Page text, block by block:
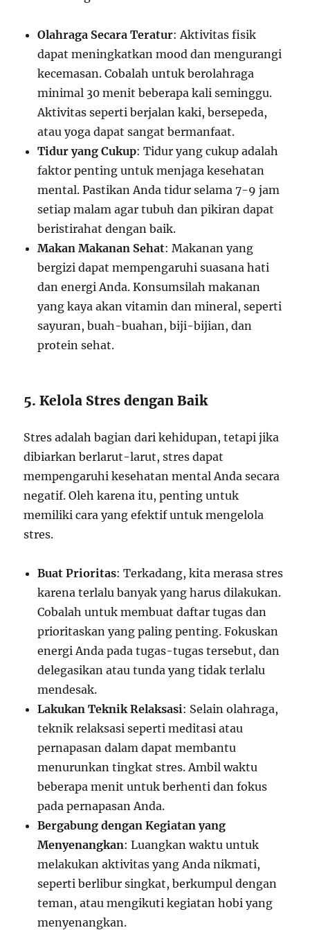
Olahraga Secara Teratur: Aktivitas fisik
dapat meningkatkan mood dan mengurangi
kecemasan. Cobalah untuk berolahraga
minimal 30 menit beberapa kali seminggu.
Aktivitas seperti berjalan kaki, bersepeda,
atau yoga dapat sangat bermanfaat.
Tidur yang Cukup: Tidur yang cukup adalah
faktor penting untuk menjaga kesehatan
mental. Pastikan Anda tidur selama 7-9 jam
setiap malam agar tubuh dan pikiran dapat
beristirahat dengan baik.
Makan Makanan Sehat: Makanan yang
bergizi dapat mempengaruhi suasana hati
dan energi Anda. Konsumsilah makanan
yang kaya akan vitamin dan mineral, seperti
sayuran, buah-buahan, biji-bijian, dan
protein sehat.
5. Kelola Stres dengan Baik
Stres adalah bagian dari kehidupan, tetapi jika
dibiarkan berlarut-larut, stres dapat
mempengaruhi kesehatan mental Anda secara
negatif. Oleh karena itu, penting untuk
memiliki cara yang efektif untuk mengelola
stres.
Buat Prioritas: Terkadang, kita merasa stres
karena terlalu banyak yang harus dilakukan.
Cobalah untuk membuat daftar tugas dan
prioritaskan yang paling penting. Fokuskan
energi Anda pada tugas-tugas tersebut, dan
delegasikan atau tunda yang tidak terlalu
mendesak.
Lakukan Teknik Relaksasi: Selain olahraga,
teknik relaksasi seperti meditasi atau
pernapasan dalam dapat membantu
menurunkan tingkat stres. Ambil waktu
beberapa menit untuk berhenti dan fokus
pada pernapasan Anda.
Bergabung dengan Kegiatan yang
Menyenangkan: Luangkan waktu untuk
melakukan aktivitas yang Anda nikmati,
seperti berlibur singkat, berkumpul dengan
teman, atau mengikuti kegiatan hobi yang
menyenangkan.